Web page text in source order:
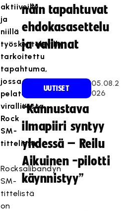
aktiiveille
ja
niillä
työskenteleville
tarkoitettu
tapahtuma,
jossa
pelataan
virallisesta
Rock
SM-
tittelistä.
Rocksalibandyn
SM-
tittelistä
on
näin tapahtuvat
ehdokasasettelu
ja valinnat
UUTISET
05.08.2
026
“Kannustava
ilmapiiri syntyy
yhdessä – Reilu
Aikuinen -pilotti
käynnistyy”